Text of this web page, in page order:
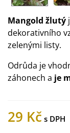
Mangold žlutý
dekorativního
zelenými listy.
Odrůda je
záhonech a je
29 Kč